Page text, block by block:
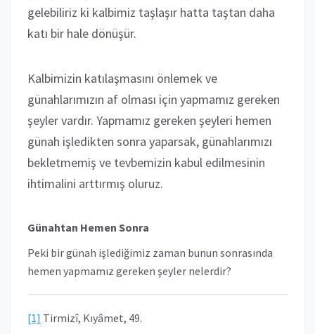
gelebiliriz ki kalbimiz taşlaşır hatta taştan daha
katı bir hale dönüşür.
Kalbimizin katılaşmasını önlemek ve
günahlarımızın af olması için yapmamız gereken
şeyler vardır. Yapmamız gereken şeyleri hemen
günah işledikten sonra yaparsak, günahlarımızı
bekletmemiş ve tevbemizin kabul edilmesinin
ihtimalini arttırmış oluruz.
Günahtan Hemen Sonra
Peki bir günah işlediğimiz zaman bunun sonrasında
hemen yapmamız gereken şeyler nelerdir?
[1] Tirmizî, Kıyâmet, 49.